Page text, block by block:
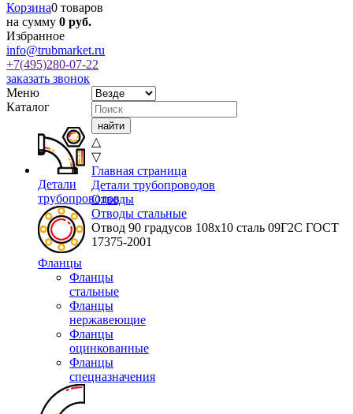
Корзина0 товаров
на сумму 0 руб.
Избранное
info@trubmarket.ru
+7(495)280-07-22
заказать звонок
Меню
Каталог
Детали
трубопроводов
Фланцы
Фланцы
стальные
Фланцы
нержавеющие
Фланцы
оцинкованные
Фланцы
спецназначения
△
▽
Главная страница
Детали трубопроводов
Отводы
Отводы стальные
Отвод 90 градусов 108х10 сталь 09Г2С ГОСТ
17375-2001